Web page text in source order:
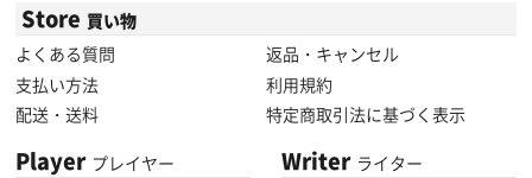
Store 買い物
よくある質問
返品・キャンセル
支払い方法
利用規約
配送・送料
特定商取引法に基づく表示
Player プレイヤー Writer ライター